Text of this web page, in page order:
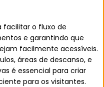
facilitar o fluxo de
e garantindo que
facilmente acessíveis.
áreas de descanso, e
é essencial para criar
para os visitantes.